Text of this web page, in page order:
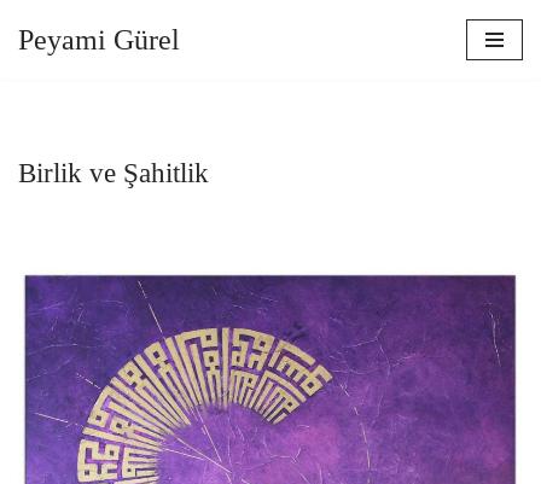
Peyami Gürel
Birlik ve Şahitlik